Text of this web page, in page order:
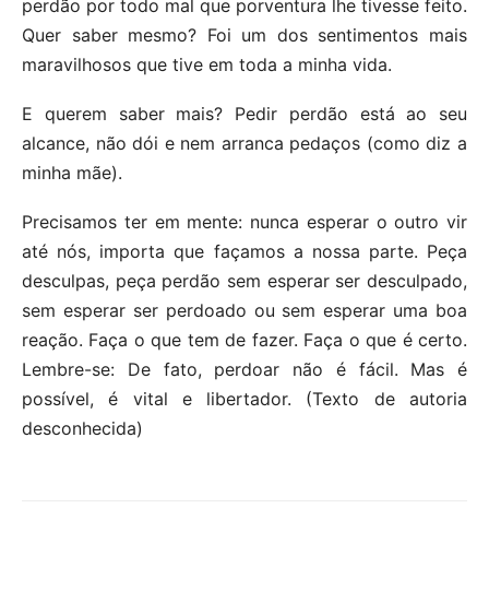
perdão por todo mal que porventura lhe tivesse feito.
Quer saber mesmo? Foi um dos sentimentos mais
maravilhosos que tive em toda a minha vida.
E querem saber mais? Pedir perdão está ao seu
alcance, não dói e nem arranca pedaços (como diz a
minha mãe).
Precisamos ter em mente: nunca esperar o outro vir
até nós, importa que façamos a nossa parte. Peça
desculpas, peça perdão sem esperar ser desculpado,
sem esperar ser perdoado ou sem esperar uma boa
reação. Faça o que tem de fazer. Faça o que é certo.
Lembre-se: De fato, perdoar não é fácil. Mas é
possível, é vital e libertador. (Texto de autoria
desconhecida)